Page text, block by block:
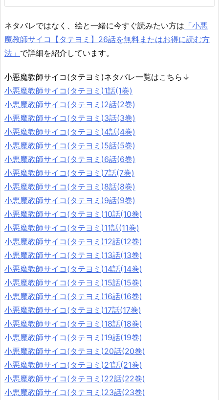
ネタバレではなく、絵と一緒に今すぐ読みたい方は 「小悪
魔教師サイコ【タテヨミ】26話を無料またはお得に読む方
法」 で詳細を紹介しています。
小悪魔教師サイコ(タテヨミ)ネタバレ一覧はこちら↓
小悪魔教師サイコ(タテヨミ)1話(1巻)
小悪魔教師サイコ(タテヨミ)2話(2巻)
小悪魔教師サイコ(タテヨミ)3話(3巻)
小悪魔教師サイコ(タテヨミ)4話(4巻)
小悪魔教師サイコ(タテヨミ)5話(5巻)
小悪魔教師サイコ(タテヨミ)6話(6巻)
小悪魔教師サイコ(タテヨミ)7話(7巻)
小悪魔教師サイコ(タテヨミ)8話(8巻)
小悪魔教師サイコ(タテヨミ)9話(9巻)
小悪魔教師サイコ(タテヨミ)10話(10巻)
小悪魔教師サイコ(タテヨミ)11話(11巻)
小悪魔教師サイコ(タテヨミ)12話(12巻)
小悪魔教師サイコ(タテヨミ)13話(13巻)
小悪魔教師サイコ(タテヨミ)14話(14巻)
小悪魔教師サイコ(タテヨミ)15話(15巻)
小悪魔教師サイコ(タテヨミ)16話(16巻)
小悪魔教師サイコ(タテヨミ)17話(17巻)
小悪魔教師サイコ(タテヨミ)18話(18巻)
小悪魔教師サイコ(タテヨミ)19話(19巻)
小悪魔教師サイコ(タテヨミ)20話(20巻)
小悪魔教師サイコ(タテヨミ)21話(21巻)
小悪魔教師サイコ(タテヨミ)22話(22巻)
小悪魔教師サイコ(タテヨミ)23話(23巻)